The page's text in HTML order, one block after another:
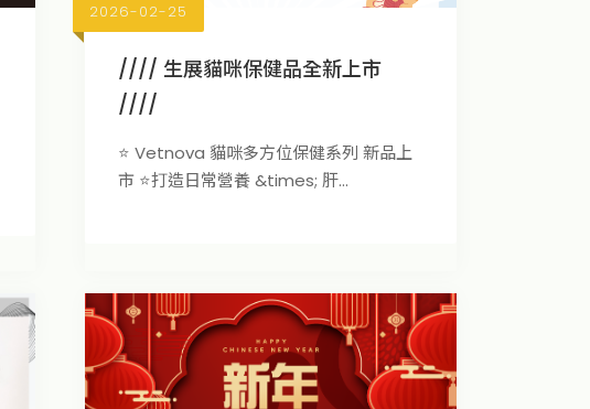
2026-02-25
//// 生展貓咪保健品全新上市
////
⭐ Vetnova 貓咪多方位保健系列 新品上
市 ⭐打造日常營養 &times; 肝...